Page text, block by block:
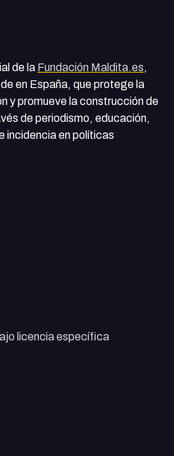
de la Fundación Maldita.es,
en España, que protege la
y promueve la construcción de
de periodismo, educación,
incidencia en políticas
licencia específica